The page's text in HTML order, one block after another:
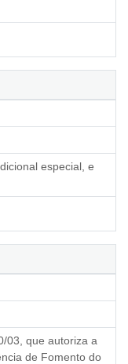
especial, e
03, que autoriza a
de Fomento do